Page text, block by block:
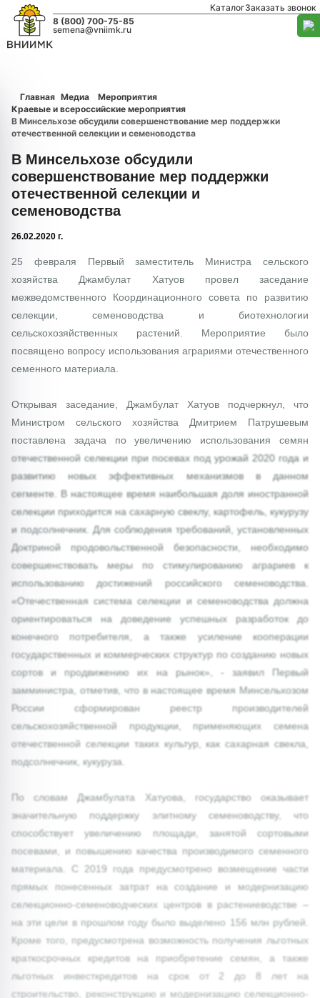
КаталогЗаказать звонок
8 (800) 700-75-85
semena@vniimk.ru
Главная Медиа
Мероприятия
Краевые и всероссийские мероприятия
В Минсельхозе обсудили совершенствование мер поддержки
отечественной селекции и семеноводства
В Минсельхозе обсудили
совершенствование мер поддержки
отечественной селекции и
семеноводства
26.02.2020 г.
25 февраля Первый заместитель Министра сельского
хозяйства Джамбулат Хатуов провел заседание
межведомственного Координационного совета по развитию
селекции, семеноводства и биотехнологии
сельскохозяйственных растений. Мероприятие было
посвящено вопросу использования аграриями отечественного
семенного материала.
Открывая заседание, Джамбулат Хатуов подчеркнул, что
Министром сельского хозяйства Дмитрием Патрушевым
поставлена задача по увеличению использования семян
отечественной селекции при посевах под урожай 2020 года и
развитию новых эффективных механизмов в данном
сегменте. В настоящее время наибольшая доля иностранной
селекции приходится на сахарную свеклу, картофель, кукурузу
и подсолнечник. Для соблюдения требований, установленных
Доктриной продовольственной безопасности, необходимо
совершенствовать меры по стимулированию аграриев к
использованию достижений российского семеноводства.
«Отечественная система селекции и семеноводства должна
ориентироваться на доведение успешных разработок до
конечного потребителя, а также усиление кооперации
государственных и коммерческих структур по созданию новых
сортов и продвижению их на рынок», - заявил Первый
замминистра, отметив, что в настоящее время Минсельхозом
России сформирован реестр производителей
сельскохозяйственной продукции, применяющих семена
отечественной селекции таких культур, как сахарная свекла,
подсолнечник, кукуруза.
По словам Джамбулата Хатуова, государство оказывает
значительную поддержку элитному семеноводству, что
способствует увеличению площади, занятой сортовыми
посевами, и повышению качества производимого семенного
материала. С 2019 года предусмотрено возмещение части
прямых понесенных затрат на создание и модернизацию
селекционно-семеноводческих центров в растениеводстве –
на эти цели в прошлом году было выделено 156 млн рублей.
Кроме того, предусмотрена возможность получения льготных
краткосрочных кредитов на приобретение семян, а также
льготных инвесткредитов на срок от 2 до 8 лет на
строительство, реконструкцию и модернизацию селекционно-